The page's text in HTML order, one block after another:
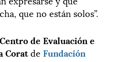
que no están solos”.
Centro de Evaluación e
Coratde Fundación